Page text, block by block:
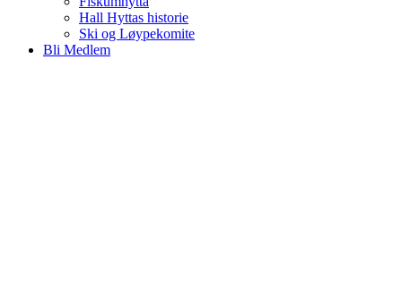
Hall Hyttas historie
Ski og Løypekomite
Bli Medlem